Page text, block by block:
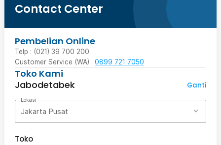
Contact Center
Pembelian Online
Telp : (021) 39 700 200
Customer Service (WA) : 0899 721 7050
Toko Kami
Jabodetabek
Ganti
Lokasi
Jakarta Pusat
Toko